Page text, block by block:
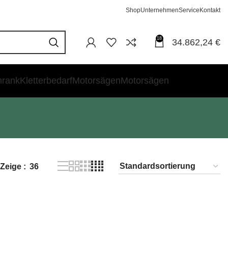
ShopUnternehmenService Kontakt
18 34.862,24 €
KletterbedarfMotorsägenMotorsägen
Zeige 36